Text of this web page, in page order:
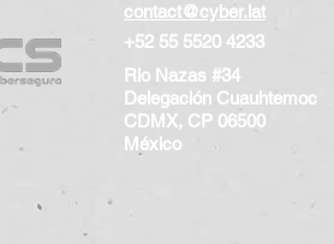
contact@cyber.lat
+52 55 5520 4233
Rio Nazas #34
Delegación Cuauhtemoc
CDMX, CP 06500
​México